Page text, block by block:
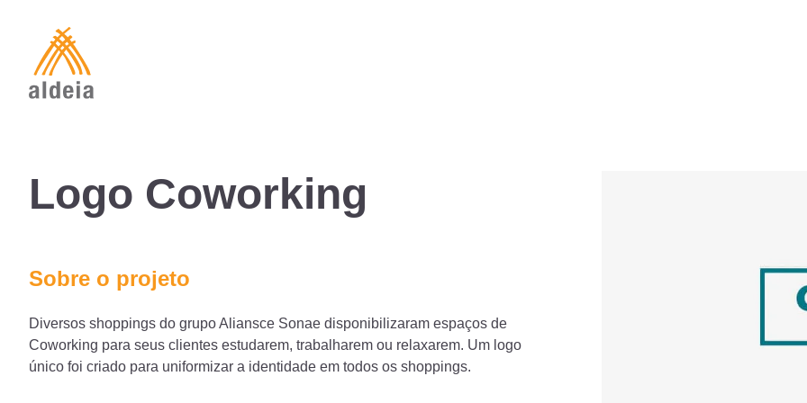
content
Logo Coworking
Sobre o projeto
Diversos shoppings do grupo Aliansce Sonae disponibilizaram espaços de
Coworking para seus clientes estudarem, trabalharem ou relaxarem. Um logo
único foi criado para uniformizar a identidade em todos os shoppings.